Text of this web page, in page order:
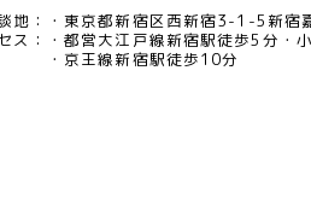
地：
東京都新宿区西新宿3-1-5新宿
ス：
都営大江戸線新宿駅徒歩5分
京王線新宿駅徒歩10分